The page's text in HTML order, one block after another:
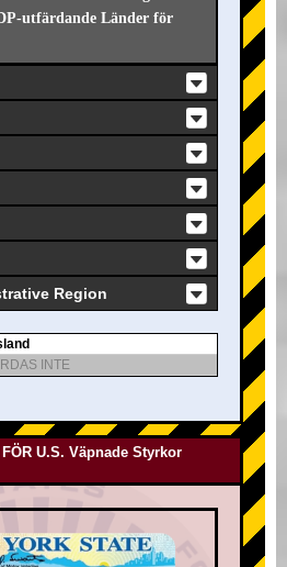
utfärdande Länder för
Region
INTE
U.S. Väpnade Styrkor